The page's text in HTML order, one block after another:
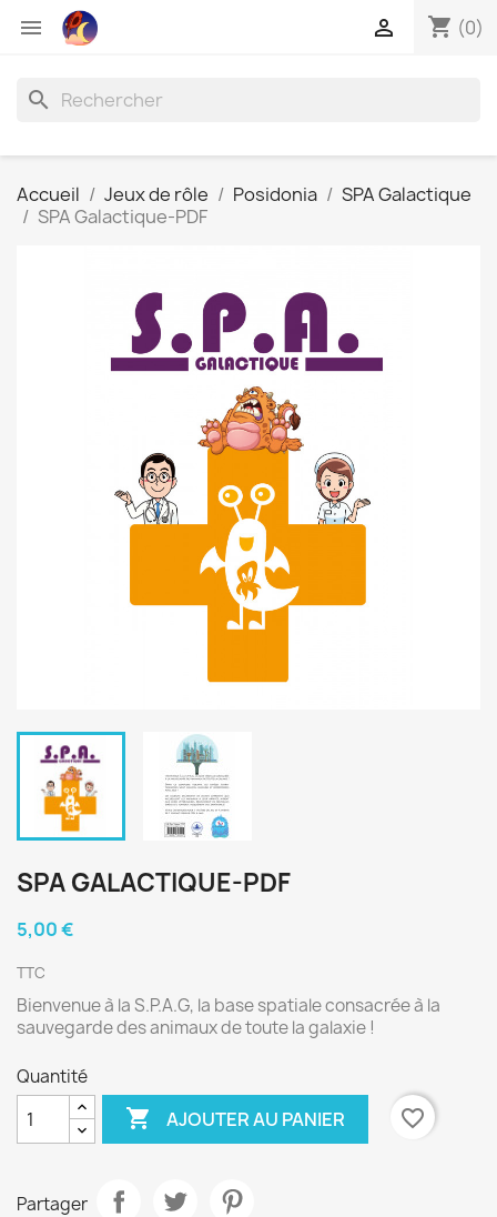
 shopping_cart (0)

search
Accueil Jeux de rôle Posidonia
SPA Galactique
SPA Galactique-PDF
SPA GALACTIQUE-PDF
5,00 €
TTC
Bienvenue à la S.P.A.G, la base spatiale consacrée à la
sauvegarde des animaux de toute la galaxie !
Quantité
 AJOUTER AU PANIER favorite_border
Partager